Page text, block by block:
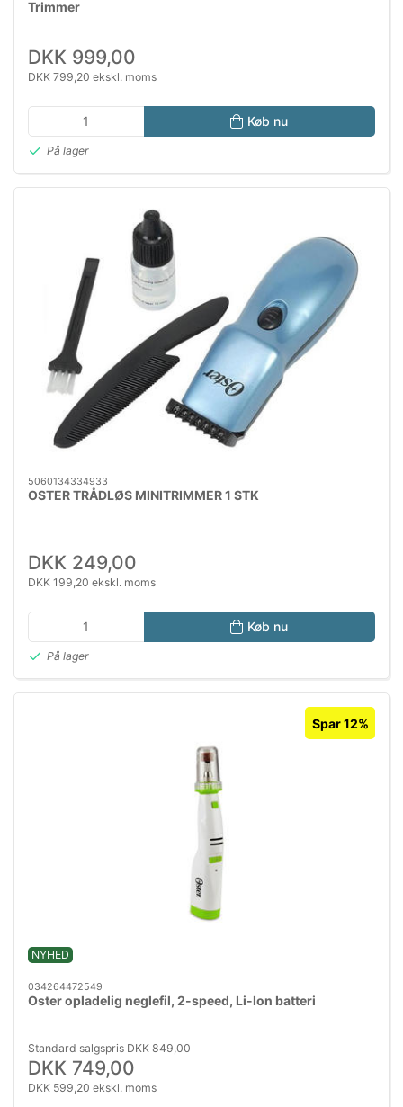
Trimmer
DKK 999,00
DKK 799,20 ekskl. moms
Køb nu
På lager
5060134334933
OSTER TRÅDLØS MINITRIMMER 1 STK
DKK 249,00
DKK 199,20 ekskl. moms
Køb nu
På lager
NYHED
Spar 12%
034264472549
Oster opladelig neglefil, 2-speed, Li-Ion batteri
Standard salgspris DKK 849,00
DKK 749,00
DKK 599,20 ekskl. moms